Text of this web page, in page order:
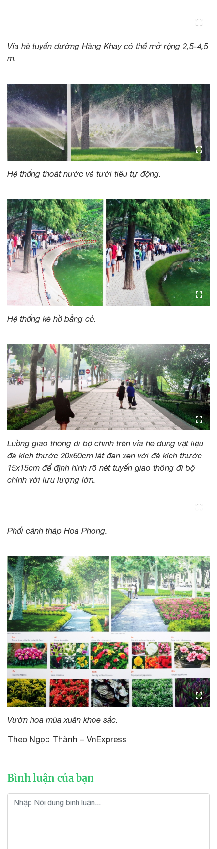
Vỉa hè tuyến đường Hàng Khay có thể mở rộng 2,5-4,5
m.
Hệ thống thoát nước và tưới tiêu tự động.
Hệ thống kè hồ bằng cỏ.
Luồng giao thông đi bộ chính trên vỉa hè dùng vật liệu
đá kích thước 20x60cm lát đan xen với đá kích thước
15x15cm để định hình rõ nét tuyến giao thông đi bộ
chính với lưu lượng lớn.
Phối cảnh tháp Hoà Phong.
Vườn hoa mùa xuân khoe sắc.
Theo Ngọc Thành – VnExpress
Bình luận của bạn